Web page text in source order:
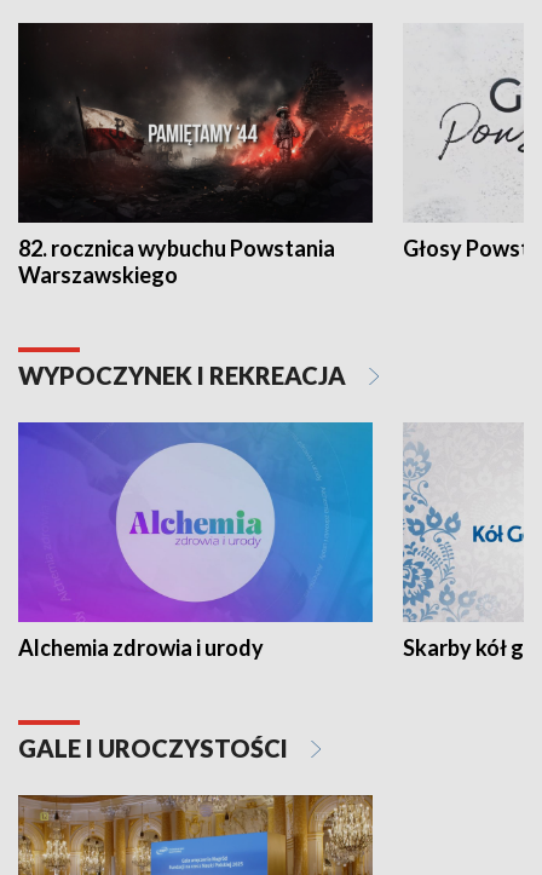
82. rocznica wybuchu Powstania
Warszawskiego
Głosy
WYPOCZYNEK I REKREACJA
Alchemia zdrowia i urody Skarby kół
GALE I UROCZYSTOŚCI